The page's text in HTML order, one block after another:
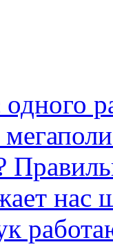
одного
нас